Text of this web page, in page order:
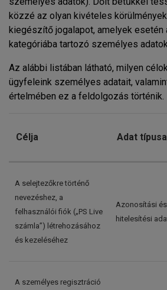
közzé az olyan kivételes
kiegészítő jogalapot, amelyek esetén
kategóriába tartozó személyes
Az alábbi listában látható, milyen
ügyfeleink személyes adatait,
értelmében ez a feldolgozás történik.
Célja Adat típusa
A selejtezőkre történő
nevezéshez, a
felhasználói fiók („PS Live
számla”) létrehozásához
és kezeléséhez
Azonosítási és
hitelesítési
A személyes regisztráció